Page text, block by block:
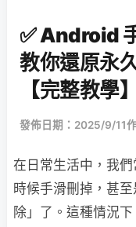
✅ Android
教你還原永
【完整教學】
發佈日期：2025/9/11
在日常生活中，我
時候手滑刪掉，甚
除」了。這種情況